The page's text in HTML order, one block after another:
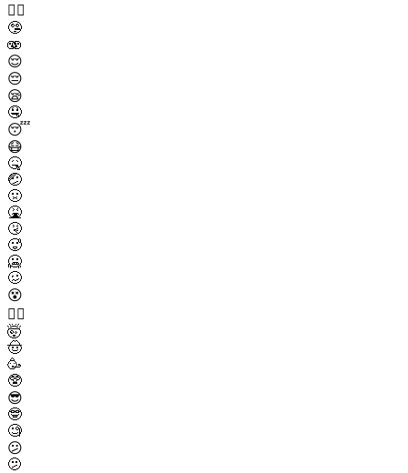
😮‍💨
🤥
🫨
😌
😔
😪
🤤
😴
😷
🤒
🤕
🤢
🤮
🤧
🥵
🥶
🥴
😵
😵‍💫
🤯
🤠
🥳
🥸
😎
🤓
🧐
😕
🫤